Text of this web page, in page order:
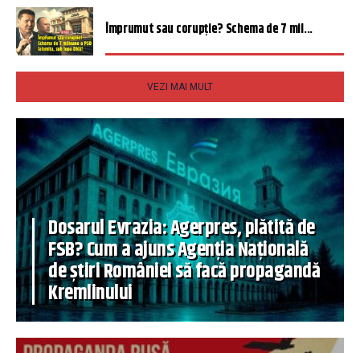
Împrumut sau corupție? Schema de 7 mil...
VEZI MAI MULT
Dosarul Evrazia: Agerpres, plătită de
FSB? Cum a ajuns Agenția Națională
de știri României să facă propagandă
Kremlinului